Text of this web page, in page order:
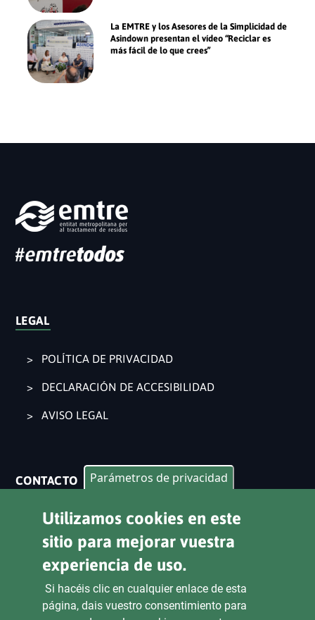
La EMTRE y los Asesores de la Simplicidad de
Asindown presentan el vídeo “Reciclar es
más fácil de lo que crees”
LEGAL
POLÍTICA DE PRIVACIDAD
DECLARACIÓN DE ACCESIBILIDAD
AVISO LEGAL
CONTACTO
Pl. Ajuntament 9, 2° 46002. València
963 53 37 90
CANALES DE ATENCIÓN CIUDADANA
Parámetros de privacidad
Utilizamos cookies en este
sitio para mejorar vuestra
experiencia de uso.
Si hacéis clic en cualquier enlace de esta
página, dais vuestro consentimiento para